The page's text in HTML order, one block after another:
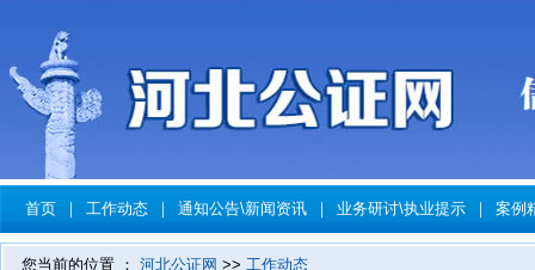
首页 ｜ 工作动态 ｜ 通知公告\新闻资讯 ｜ 业务研讨\执业提示 ｜ 案例
您当前的位置 ： 河北公证网 >> 工作动态